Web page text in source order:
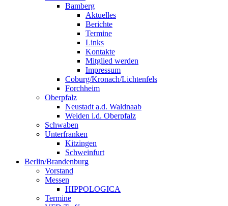
Bamberg
Aktuelles
Berichte
Termine
Links
Kontakte
Mitglied werden
Impressum
Coburg/Kronach/Lichtenfels
Forchheim
Oberpfalz
Neustadt a.d. Waldnaab
Weiden i.d. Oberpfalz
Schwaben
Unterfranken
Kitzingen
Schweinfurt
Berlin/Brandenburg
Vorstand
Messen
HIPPOLOGICA
Termine